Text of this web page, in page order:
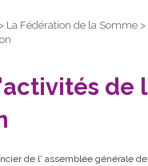
> La Fédération de la Somme >
de
de l' assemblée générale